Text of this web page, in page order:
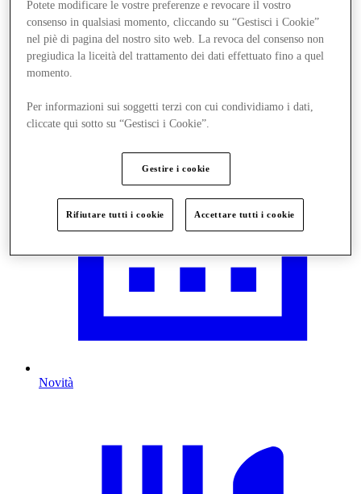
Vieni a trovarci
Servizi
Novità
Potete modificare le vostre preferenze e revocare il vostro
consenso in qualsiasi momento, cliccando su “Gestisci i Cookie”
nel piè di pagina del nostro sito web. La revoca del consenso non
pregiudica la liceità del trattamento dei dati effettuato fino a quel
momento.
Per informazioni sui soggetti terzi con cui condividiamo i dati,
cliccate qui sotto su “Gestisci i Cookie”.
Gestire i cookie
Rifiutare tutti i cookie Accettare tutti i cookie